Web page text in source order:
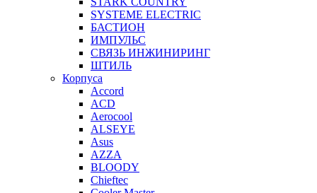
SYSTEME ELECTRIC
БАСТИОН
ИМПУЛЬС
СВЯЗЬ ИНЖИНИРИНГ
ШТИЛЬ
Корпуса
Accord
ACD
Aerocool
ALSEYE
Asus
AZZA
BLOODY
Chieftec